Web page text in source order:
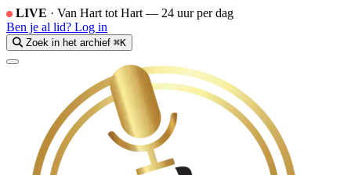
LIVE · Van Hart tot Hart — 24 uur per dag
Ben je al lid? Log in
Zoek in het archief ⌘K